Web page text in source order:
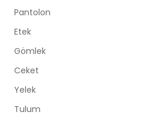
Pantolon
Etek
Gömlek
Ceket
Yelek
Tulum